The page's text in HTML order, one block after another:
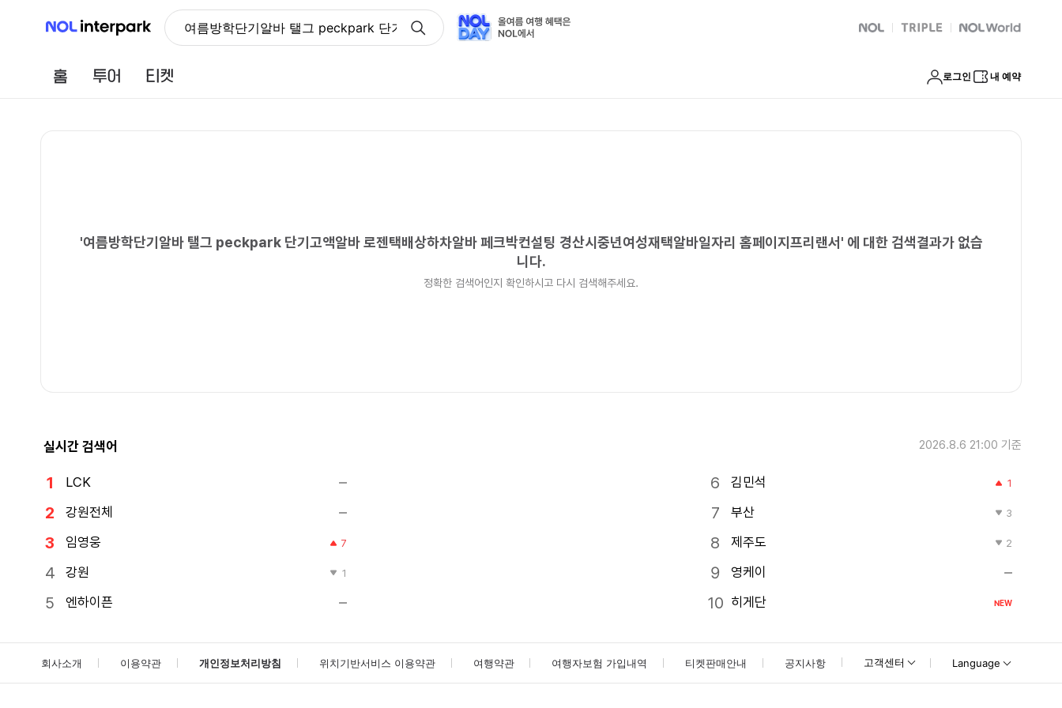
NOL 인터파크 여름방학단기알바 탤그 peckpark 단기고액알바 로젠택배상하차알바 페크박컨설팅 경산시중년여성재택알바일자리 홈페이지프리랜서
NOL 트리플 Global Interpark
홈 투어 로그인 내 예약
'여름방학단기알바 탤그 peckpark 단기고액알바 로젠택배상하차알바 페크박컨설팅 경산시중년여성재택알바일자리 홈페이지프리랜서' 에 대한 검색결과가 없습
니다.
정확한 검색어인지 확인하시고 다시 검색해주세요.
실시간 검색어 2026.8.6 21:00 기준
LCK
강원전체
임영웅
7
강원 1
엔하이픈
김민석 1
부산 3
제주도 2
영케이
히게단
NEW
회사소개 이용약관 개인정보처리방침 위치기반서비스 이용약관 여행약관 여행자보험 가입내역 티켓판매안내 공지사항 고객센터 Language